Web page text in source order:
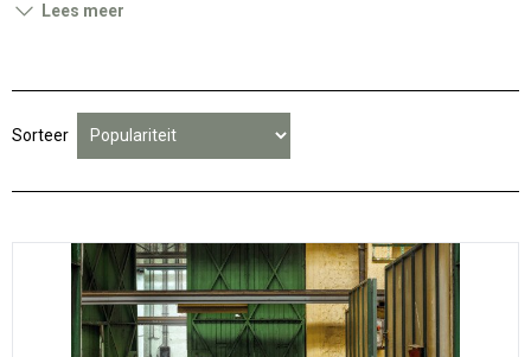
Lees meer
Sorteer